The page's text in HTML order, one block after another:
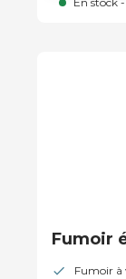
Fumoir
Fumoir à